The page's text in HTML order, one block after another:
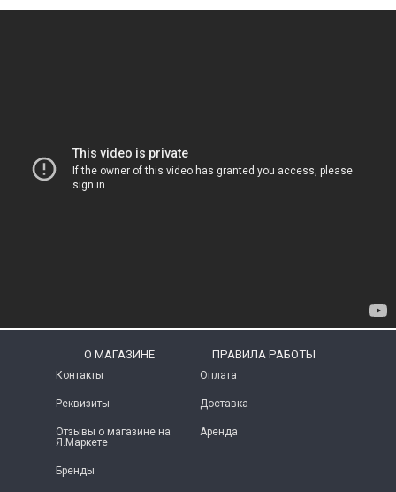
O МАГАЗИНЕ
Контакты
Реквизиты
Отзывы о магазине на
Я.Маркете
Бренды
ПРАВИЛА РАБОТЫ
Оплата
Доставка
Аренда